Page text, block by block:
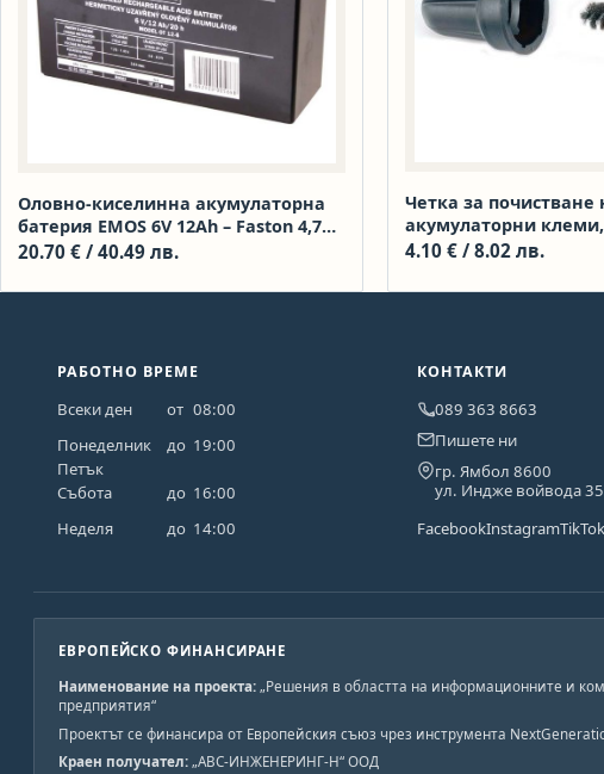
Оловно-киселинна акумулаторна
батерия EMOS 6V 12Ah – Faston 4,7
мм (151×51×94 мм)
20.70 € / 40.49 лв.
Четка за почистване
акумулаторни клеми,
FORCE
4.10 € / 8.02 лв.
РАБОТНО ВРЕМЕ
Всеки ден от 08:00
Понеделник
до 19:00
Петък
Събота
до 16:00
Неделя
до 14:00
КОНТАКТИ
089 363 8663
Пишете ни
гр. Ямбол 8600
ул. Индже войвода 35
FacebookInstagramTikTok
ЕВРОПЕЙСКО ФИНАНСИРАНЕ
Наименование на проекта: „Решения в областта на информационните и
предприятия“
Проектът се финансира от Европейския съюз чрез инструмента
Краен получател: „АВС-ИНЖЕНЕРИНГ-Н“ ООД